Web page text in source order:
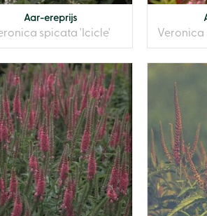
Aar-ereprijs
spicata 'Icicle' Veronica